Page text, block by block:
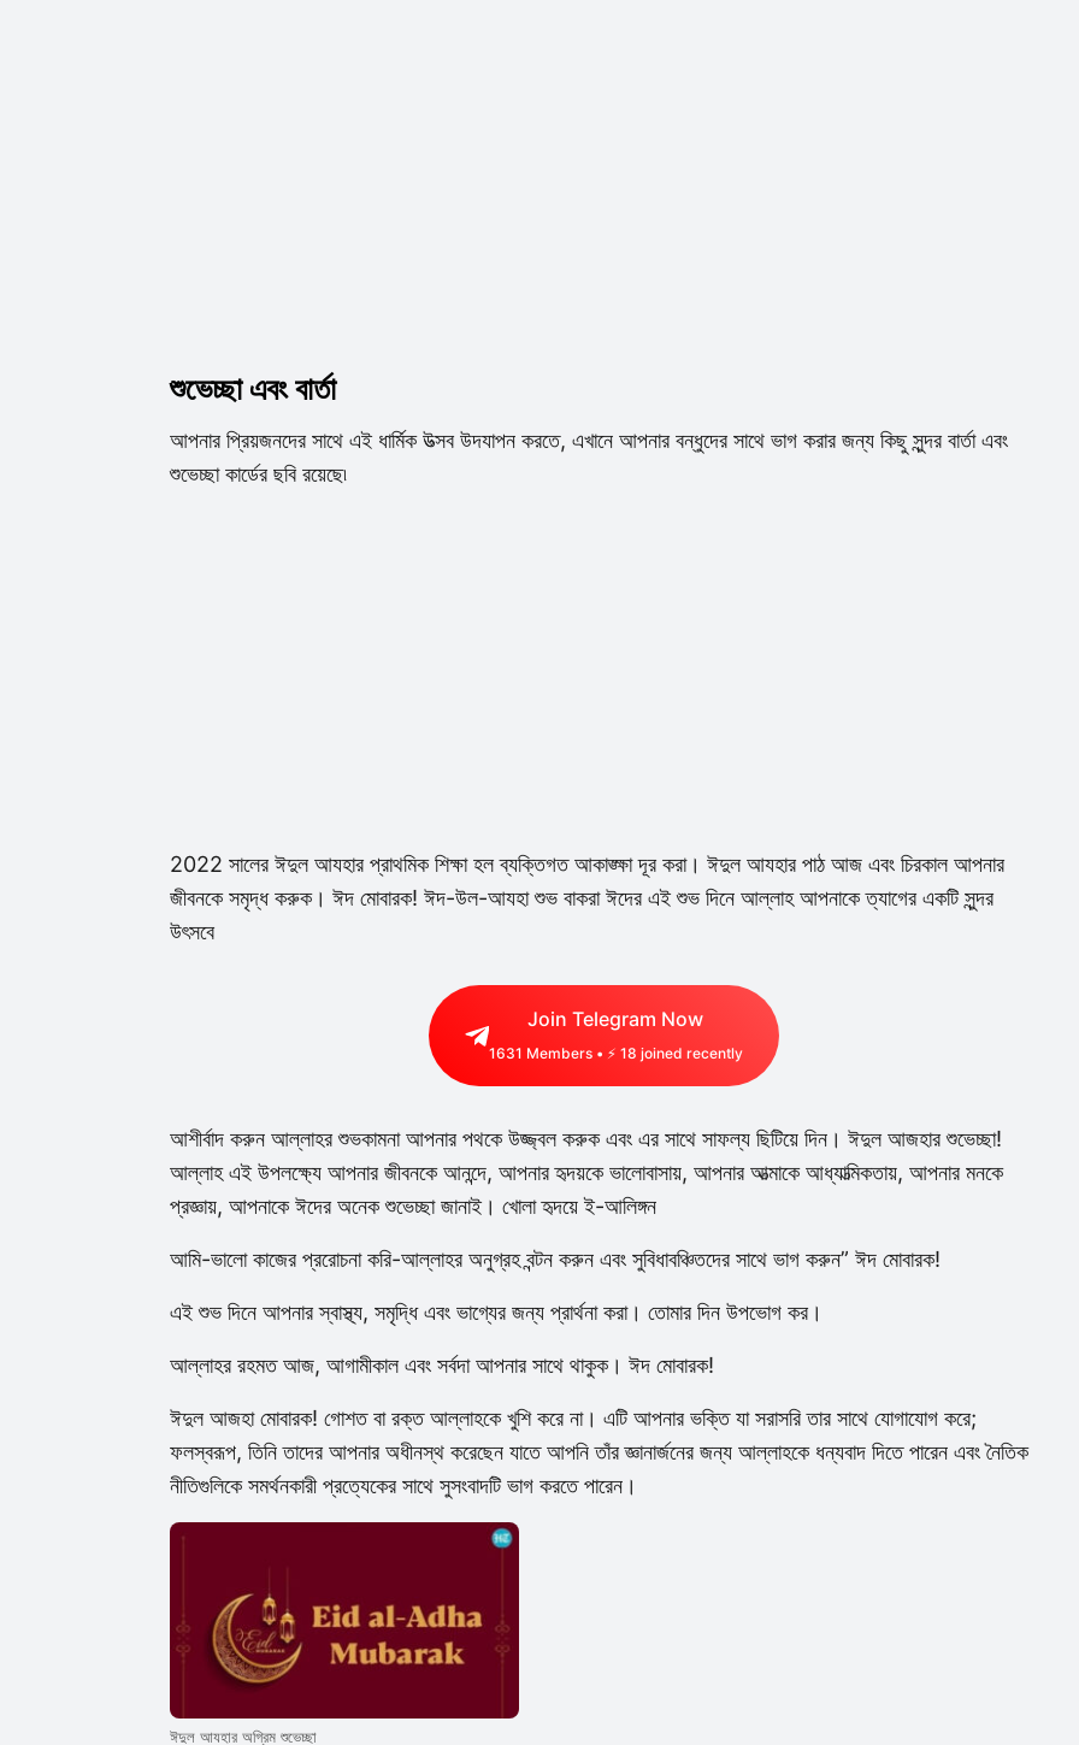
শুভেচ্ছা এবং বার্তা
আপনার প্রিয়জনদের সাথে এই ধার্মিক উত্সব উদযাপন করতে, এখানে আপনার বন্ধুদের সাথে ভাগ করার জন্য কিছু সুন্দর বার্তা এবং
শুভেচ্ছা কার্ডের ছবি রয়েছে৷
2022 সালের ঈদুল আযহার প্রাথমিক শিক্ষা হল ব্যক্তিগত আকাঙ্ক্ষা দূর করা। ঈদুল আযহার পাঠ আজ এবং চিরকাল আপনার
জীবনকে সমৃদ্ধ করুক। ঈদ মোবারক! ঈদ-উল-আযহা শুভ বাকরা ঈদের এই শুভ দিনে আল্লাহ আপনাকে ত্যাগের একটি সুন্দর
উৎসবে
Join Telegram Now
1631 Members • ⚡ 18 joined recently
আশীর্বাদ করুন আল্লাহর শুভকামনা আপনার পথকে উজ্জ্বল করুক এবং এর সাথে সাফল্য ছিটিয়ে দিন। ঈদুল আজহার শুভেচ্ছা!
আল্লাহ এই উপলক্ষ্যে আপনার জীবনকে আনন্দে, আপনার হৃদয়কে ভালোবাসায়, আপনার আত্মাকে আধ্যাত্মিকতায়, আপনার মনকে
প্রজ্ঞায়, আপনাকে ঈদের অনেক শুভেচ্ছা জানাই। খোলা হৃদয়ে ই-আলিঙ্গন
আমি-ভালো কাজের প্ররোচনা করি-আল্লাহর অনুগ্রহ বন্টন করুন এবং সুবিধাবঞ্চিতদের সাথে ভাগ করুন” ঈদ মোবারক!
এই শুভ দিনে আপনার স্বাস্থ্য, সমৃদ্ধি এবং ভাগ্যের জন্য প্রার্থনা করা। তোমার দিন উপভোগ কর।
আল্লাহর রহমত আজ, আগামীকাল এবং সর্বদা আপনার সাথে থাকুক। ঈদ মোবারক!
ঈদুল আজহা মোবারক! গোশত বা রক্ত ​​আল্লাহকে খুশি করে না। এটি আপনার ভক্তি যা সরাসরি তার সাথে যোগাযোগ করে;
ফলস্বরূপ, তিনি তাদের আপনার অধীনস্থ করেছেন যাতে আপনি তাঁর জ্ঞানার্জনের জন্য আল্লাহকে ধন্যবাদ দিতে পারেন এবং নৈতিক
নীতিগুলিকে সমর্থনকারী প্রত্যেকের সাথে সুসংবাদটি ভাগ করতে পারেন।
ঈদুল আযহার অগ্রিম শুভেচ্ছা